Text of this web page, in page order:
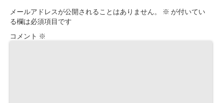
メールアドレスが公開されることはありません。 ※ が付いてい
る欄は必須項目です
コメント ※